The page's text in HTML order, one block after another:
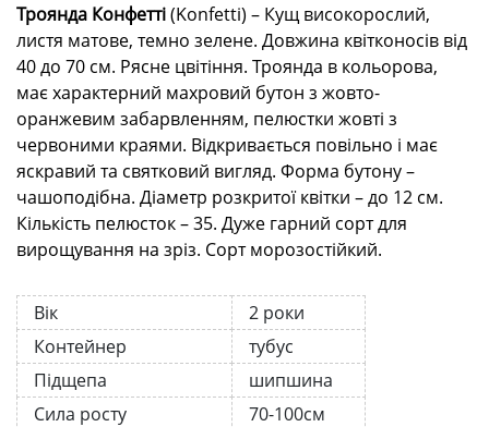
Троянда Конфетті(Konfetti) – Кущ високорослий,
листя матове, темно зелене. Довжина квітконосів від
40 до 70 см. Рясне цвітіння. Троянда в кольорова,
має характерний махровий бутон з жовто-
оранжевим забарвленням, пелюстки жовті з
червоними краями. Відкривається повільно і має
яскравий та святковий вигляд. Форма бутону –
чашоподібна. Діаметр розкритої квітки – до 12 см.
Кількість пелюсток – 35. Дуже гарний сорт для
вирощування на зріз. Сорт морозостійкий.
Вік
2 роки
Контейнер
тубус
Підщепа
шипшина
Сила росту
70-100см